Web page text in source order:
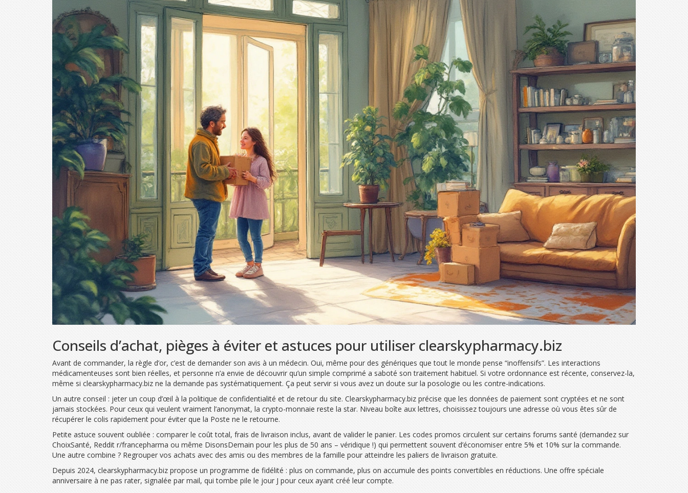
Conseils d’achat, pièges à éviter et astuces pour utiliser clearskypharmacy.biz
Avant de commander, la règle d’or, c’est de demander son avis à un médecin. Oui, même pour des génériques que tout le monde pense “inoffensifs”. Les interactions
médicamenteuses sont bien réelles, et personne n’a envie de découvrir qu’un simple comprimé a saboté son traitement habituel. Si votre ordonnance est récente, conservez-la,
même si clearskypharmacy.biz ne la demande pas systématiquement. Ça peut servir si vous avez un doute sur la posologie ou les contre-indications.
Un autre conseil : jeter un coup d’œil à la politique de confidentialité et de retour du site. Clearskypharmacy.biz précise que les données de paiement sont cryptées et ne sont
jamais stockées. Pour ceux qui veulent vraiment l’anonymat, la crypto-monnaie reste la star. Niveau boîte aux lettres, choisissez toujours une adresse où vous êtes sûr de
récupérer le colis rapidement pour éviter que la Poste ne le retourne.
Petite astuce souvent oubliée : comparer le coût total, frais de livraison inclus, avant de valider le panier. Les codes promos circulent sur certains forums santé (demandez sur
ChoixSanté, Reddit r/francepharma ou même DisonsDemain pour les plus de 50 ans – véridique !) qui permettent souvent d’économiser entre 5% et 10% sur la commande.
Une autre combine ? Regrouper vos achats avec des amis ou des membres de la famille pour atteindre les paliers de livraison gratuite.
Depuis 2024, clearskypharmacy.biz propose un programme de fidélité : plus on commande, plus on accumule des points convertibles en réductions. Une offre spéciale
anniversaire à ne pas rater, signalée par mail, qui tombe pile le jour J pour ceux ayant créé leur compte.